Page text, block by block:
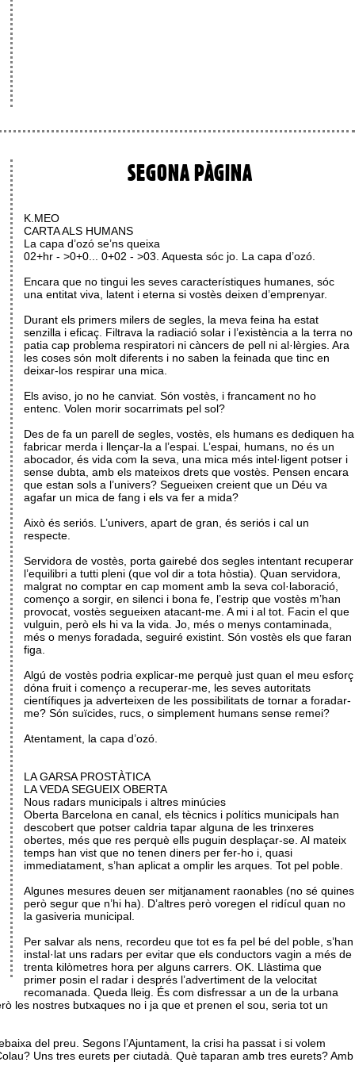
SEGONA PÀGINA
K.MEO
CARTA ALS HUMANS
La capa d’ozó se’ns queixa
02+hr - >0+0... 0+02 - >03. Aquesta sóc jo. La capa d’ozó.
Encara que no tingui les seves característiques humanes, sóc
una entitat viva, latent i eterna si vostès deixen d’emprenyar.
Durant els primers milers de segles, la meva feina ha estat
senzilla i eficaç. Filtrava la radiació solar i l’existència a la terra no
patia cap problema respiratori ni càncers de pell ni al·lèrgies. Ara
les coses són molt diferents i no saben la feinada que tinc en
deixar-los respirar una mica.
Els aviso, jo no he canviat. Són vostès, i francament no ho
entenc. Volen morir socarrimats pel sol?
Des de fa un parell de segles, vostès, els humans es dediquen ha
fabricar merda i llençar-la a l’espai. L’espai, humans, no és un
abocador, és vida com la seva, una mica més intel·ligent potser i
sense dubta, amb els mateixos drets que vostès. Pensen encara
que estan sols a l’univers? Segueixen creient que un Déu va
agafar un mica de fang i els va fer a mida?
Això és seriós. L’univers, apart de gran, és seriós i cal un
respecte.
Servidora de vostès, porta gairebé dos segles intentant recuperar
l’equilibri a tutti pleni (que vol dir a tota hòstia). Quan servidora,
malgrat no comptar en cap moment amb la seva col·laboració,
començo a sorgir, en silenci i bona fe, l’estrip que vostès m’han
provocat, vostès segueixen atacant-me. A mi i al tot. Facin el que
vulguin, però els hi va la vida. Jo, més o menys contaminada,
més o menys foradada, seguiré existint. Són vostès els que faran
figa.
Algú de vostès podria explicar-me perquè just quan el meu esforç
dóna fruit i començo a recuperar-me, les seves autoritats
científiques ja adverteixen de les possibilitats de tornar a foradar-
me? Són suïcides, rucs, o simplement humans sense remei?
Atentament, la capa d’ozó.
LA GARSA PROSTÀTICA
LA VEDA SEGUEIX OBERTA
Nous radars municipals i altres minúcies
Oberta Barcelona en canal, els tècnics i polítics municipals han
descobert que potser caldria tapar alguna de les trinxeres
obertes, més que res perquè ells puguin desplaçar-se. Al mateix
temps han vist que no tenen diners per fer-ho i, quasi
immediatament, s’han aplicat a omplir les arques. Tot pel poble.
Algunes mesures deuen ser mitjanament raonables (no sé quines
però segur que n’hi ha). D’altres però voregen el ridícul quan no
la gasiveria municipal.
Per salvar als nens, recordeu que tot es fa pel bé del poble, s’han
instal·lat uns radars per evitar que els conductors vagin a més de
trenta kilòmetres hora per alguns carrers. OK. Llàstima que
primer posin el radar i després l’advertiment de la velocitat
recomanada. Queda lleig. És com disfressar a un de la urbana
les nostres butxaques no i ja que et prenen el sou, seria tot un
del preu. Segons l’Ajuntament, la crisi ha passat i si volem
Uns tres eurets per ciutadà. Què taparan amb tres eurets? Amb